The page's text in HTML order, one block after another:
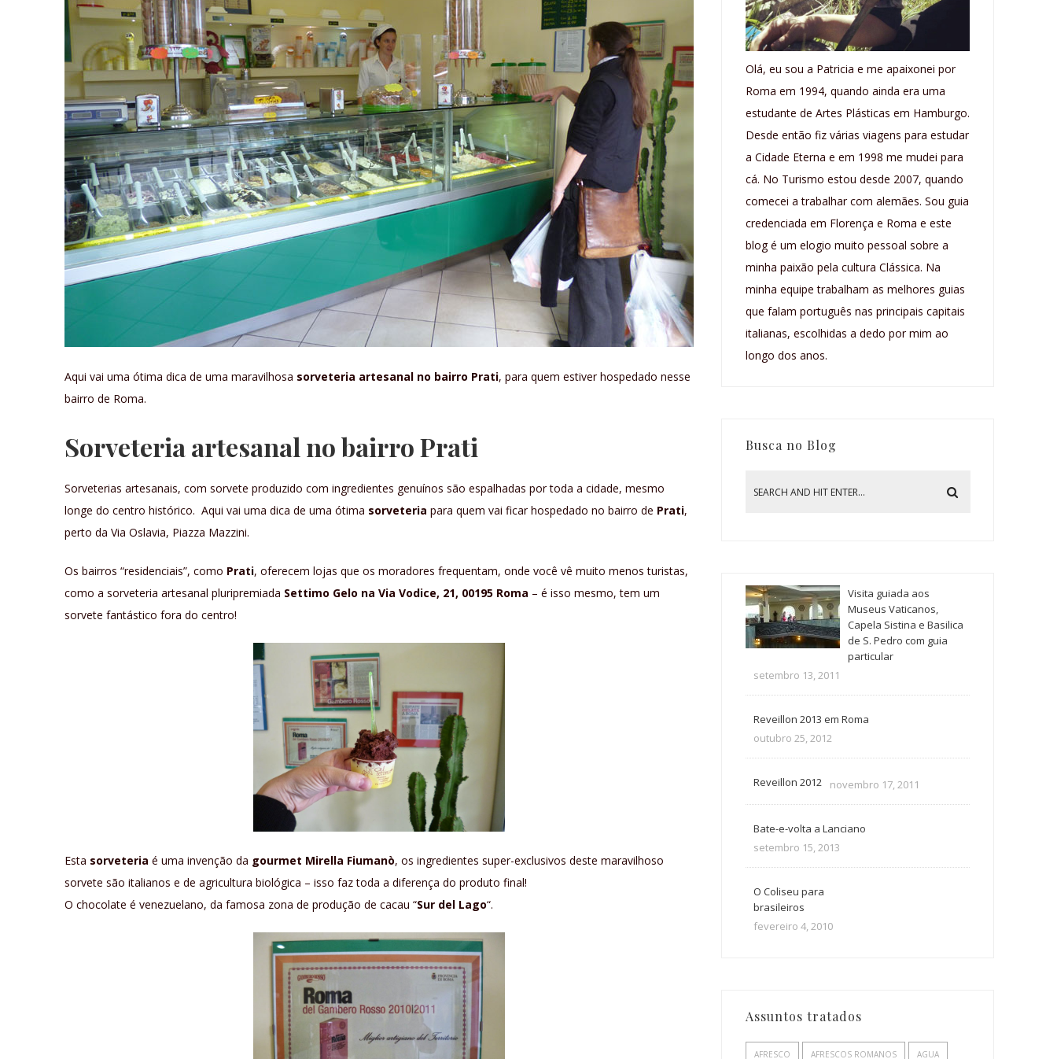
Aqui vai uma ótima dica de uma maravilhosa sorveteria artesanal no bairro Prati, para quem estiver hospedado nesse
bairro de Roma.
Sorveteria artesanal no bairro Prati
Sorveterias artesanais, com sorvete produzido com ingredientes genuínos são espalhadas por toda a cidade, mesmo
longe do centro histórico. Aqui vai uma dica de uma ótima sorveteria para quem vai ficar hospedado no bairro de Prati,
perto da Via Oslavia, Piazza Mazzini.
Os bairros “residenciais”, como Prati, oferecem lojas que os moradores frequentam, onde você vê muito menos turistas,
como a sorveteria artesanal pluripremiada Settimo Gelo na Via Vodice, 21, 00195 Roma – é isso mesmo, tem um
sorvete fantástico fora do centro!
Esta sorveteria é uma invenção da gourmet Mirella Fiumanò, os ingredientes super-exclusivos deste maravilhoso
sorvete são italianos e de agricultura biológica – isso faz toda a diferença do produto final!
O chocolate é venezuelano, da famosa zona de produção de cacau “Sur del Lago“.
Olá, eu sou a Patricia e me apaixonei por
Roma em 1994, quando ainda era uma
estudante de Artes Plásticas em Hamburgo.
Desde então fiz várias viagens para estudar
a Cidade Eterna e em 1998 me mudei para
cá. No Turismo estou desde 2007, quando
comecei a trabalhar com alemães. Sou guia
credenciada em Florença e Roma e este
blog é um elogio muito pessoal sobre a
minha paixão pela cultura Clássica. Na
minha equipe trabalham as melhores guias
que falam português nas principais capitais
italianas, escolhidas a dedo por mim ao
longo dos anos.
Busca no Blog
Visita guiada aos
Museus Vaticanos,
Capela Sistina e Basilica
de S. Pedro com guia
particular
setembro 13, 2011
Reveillon 2013 em Roma
outubro 25, 2012
Reveillon 2012 novembro 17, 2011
Bate-e-volta a Lanciano
setembro 15, 2013
O Coliseu para
brasileiros
fevereiro 4, 2010
Assuntos tratados
AFRESCO AFRESCOS ROMANOS AGUA